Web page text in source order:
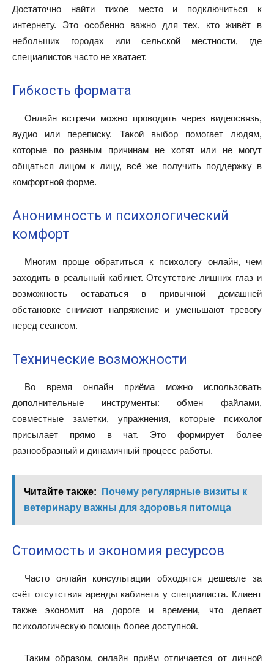
Достаточно найти тихое место и подключиться к
интернету. Это особенно важно для тех, кто живёт в
небольших городах или сельской местности, где
специалистов часто не хватает.
Гибкость формата
Онлайн встречи можно проводить через видеосвязь,
аудио или переписку. Такой выбор помогает людям,
которые по разным причинам не хотят или не могут
общаться лицом к лицу, всё же получить поддержку в
комфортной форме.
Анонимность и психологический
комфорт
Многим проще обратиться к психологу онлайн, чем
заходить в реальный кабинет. Отсутствие лишних глаз и
возможность оставаться в привычной домашней
обстановке снимают напряжение и уменьшают тревогу
перед сеансом.
Технические возможности
Во время онлайн приёма можно использовать
дополнительные инструменты: обмен файлами,
совместные заметки, упражнения, которые психолог
присылает прямо в чат. Это формирует более
разнообразный и динамичный процесс работы.
Читайте также:
Почему регулярные визиты к
ветеринару важны для здоровья питомца
Стоимость и экономия ресурсов
Часто онлайн консультации обходятся дешевле за
счёт отсутствия аренды кабинета у специалиста. Клиент
также экономит на дороге и времени, что делает
психологическую помощь более доступной.
Таким образом, онлайн приём отличается от личной